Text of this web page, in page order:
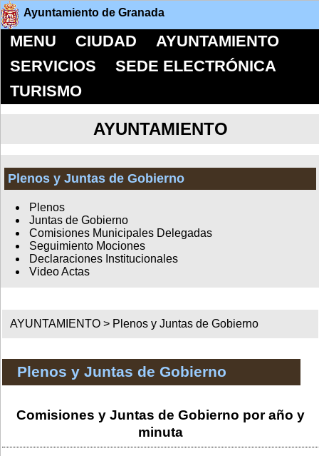
Ayuntamiento de Granada
MENU CIUDAD
AYUNTAMIENTO
SERVICIOS
SEDE ELECTRÓNICA
TURISMO
AYUNTAMIENTO
Plenos y Juntas de Gobierno
Plenos
Juntas de Gobierno
Comisiones Municipales Delegadas
Seguimiento Mociones
Declaraciones Institucionales
Video Actas
AYUNTAMIENTO > Plenos y Juntas de Gobierno
Plenos y Juntas de Gobierno
Comisiones y Juntas de Gobierno por año y
minuta